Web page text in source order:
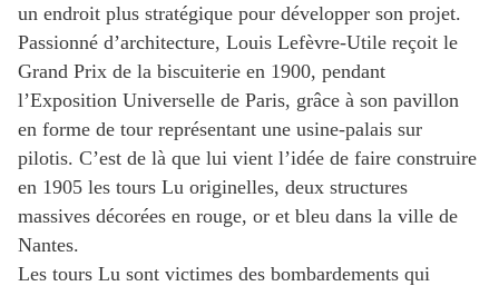
un endroit plus stratégique pour développer son projet.
Passionné d’architecture, Louis Lefèvre-Utile reçoit le
Grand Prix de la biscuiterie en 1900, pendant
l’Exposition Universelle de Paris, grâce à son pavillon
en forme de tour représentant une usine-palais sur
pilotis. C’est de là que lui vient l’idée de faire construire
en 1905 les tours Lu originelles, deux structures
massives décorées en rouge, or et bleu dans la ville de
Nantes.
Les tours Lu sont victimes des bombardements qui